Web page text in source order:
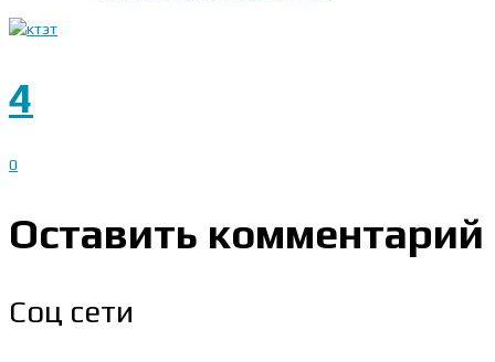
4
0
Оставить комментарий
Соц сети